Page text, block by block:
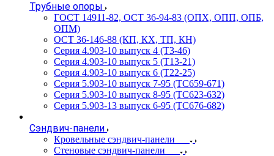
Трубные опоры
ГОСТ 14911-82, ОСТ 36-94-83 (ОПХ, ОПП, ОПБ,
ОПМ)
ОСТ 36-146-88 (КП, КХ, ТП, КН)
Серия 4.903-10 выпуск 4 (Т3-46)
Серия 4.903-10 выпуск 5 (Т13-21)
Серия 4.903-10 выпуск 6 (Т22-25)
Серия 5.903-10 выпуск 7-95 (ТС659-671)
Серия 5.903-10 выпуск 8-95 (ТС623-632)
Серия 5.903-13 выпуск 6-95 (ТС676-682)
Сэндвич-панели
Кровельные сэндвич-панели
Стеновые сэндвич-панели